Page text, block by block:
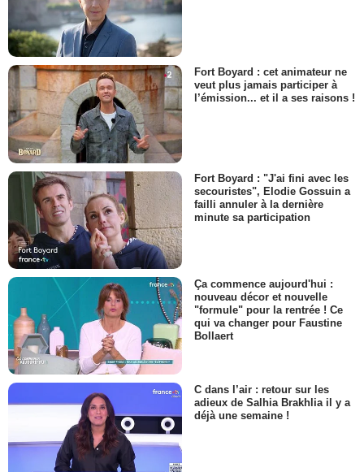
Fort Boyard : cet animateur ne
veut plus jamais participer à
l’émission... et il a ses raisons !
Fort Boyard : "J'ai fini avec les
secouristes", Elodie Gossuin a
failli annuler à la dernière
minute sa participation
Ça commence aujourd'hui :
nouveau décor et nouvelle
"formule" pour la rentrée ! Ce
qui va changer pour Faustine
Bollaert
C dans l’air : retour sur les
adieux de Salhia Brakhlia il y a
déjà une semaine !